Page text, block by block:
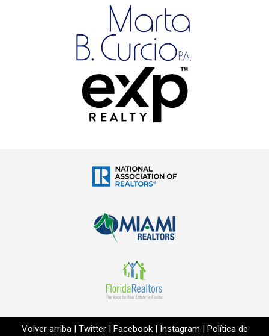
Volver arriba| Twitter| Facebook| Instagram | Política de